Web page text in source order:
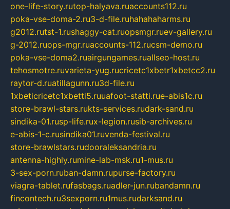
one-life-story.rutop-halyava.ruaccounts112.ru
poka-vse-doma-2.ru3-d-file.ruhahahaharms.ru
g2012.rutst-1.rushaggy-cat.ruopsmgr.ruev-gallery.ru
g-2012.ruops-mgr.ruaccounts-112.rucsm-demo.ru
poka-vse-doma2.ruairgungames.ruallseo-host.ru
tehosmotre.ruvarieta-yug.rucricetc1xbetr1xbetcc2.ru
raytor-d.ruatillagunn.ru3d-file.ru
1xbeticricetc1xbetti5.ruuafoot-statti.rue-abis1c.ru
store-brawl-stars.rukts-services.rudark-sand.ru
sindika-01.rusp-life.rux-legion.rusib-archives.ru
e-abis-1-c.rusindika01.ruvenda-festival.ru
store-brawlstars.rudooraleksandria.ru
antenna-highly.rumine-lab-msk.ru1-mus.ru
3-sex-porn.ruban-damn.rupurse-factory.ru
viagra-tablet.rufasbags.ruadler-jun.rubandamn.ru
fincontech.ru3sexporn.ru1mus.rudarksand.ru